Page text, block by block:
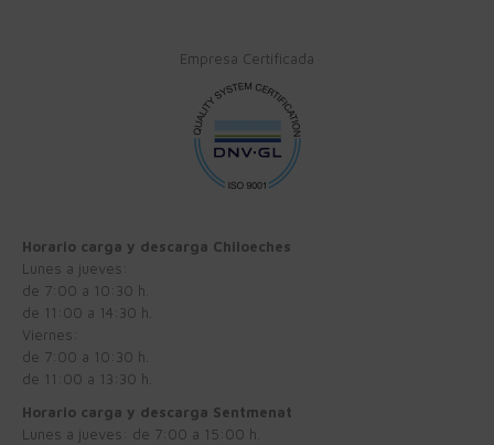
Empresa Certificada
Horario carga y descarga Chiloeches
Lunes a jueves:
de 7:00 a 10:30 h.
de 11:00 a 14:30 h.
Viernes:
de 7:00 a 10:30 h.
de 11:00 a 13:30 h.
Horario carga y descarga Sentmenat
Lunes a jueves: de 7:00 a 15:00 h.